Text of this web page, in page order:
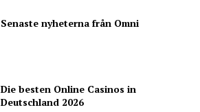
Senaste nyheterna från Omni
Die besten Online Casinos in
Deutschland 2026